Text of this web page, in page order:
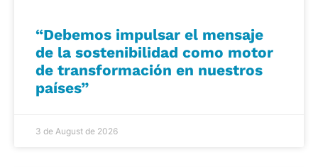
“Debemos impulsar el mensaje
de la sostenibilidad como motor
de transformación en nuestros
países”
3 de August de 2026